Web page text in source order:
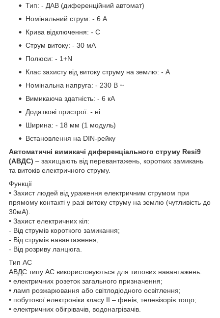
Тип: - ДАВ (диференційний автомат)
Номінальний струм: - 6 А
Крива відключення: - C
Струм витоку: - 30 мА
Полюси: - 1+N
Клас захисту від витоку струму на землю: - А
Номінальна напруга: - 230 В ~
Вимикаюча здатність: - 6 кА
Додаткові пристрої: - ні
Ширина: - 18 мм (1 модуль)
Встановлення на DIN-рейку
Автоматичні вимикачі диференціального струму Resi9
(АВДС) – захищають від перевантажень, коротких замикань
та витоків електричного струму.
Функції
• Захист людей від ураження електричним струмом при
прямому контакті у разі витоку струму на землю (чутливість до
30мА).
• Захист електричних кіл:
- Від струмів короткого замикання;
- Від струмів навантаження;
- Від розриву ланцюга.
Тип AC
АВДС типу AC використовуються для типових навантажень:
• електричних розеток загального призначення;
• ламп розжарювання або світлодіодного освітлення;
• побутової електроніки класу II – фенів, телевізорів тощо;
• електричних обігрівачів, водонагрівачів.